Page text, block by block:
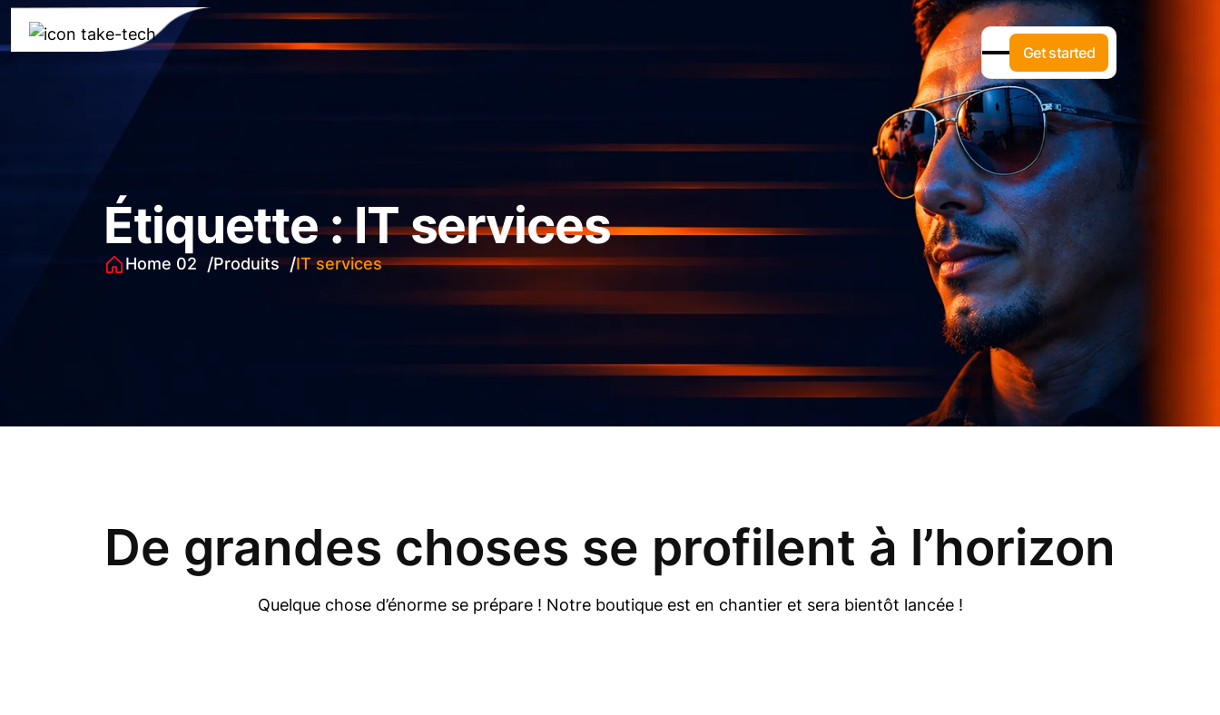
Get started
Étiquette :IT services
Home 02 Produits IT services
De grandes choses se profilent à l’horizon
Quelque chose d’énorme se prépare ! Notre boutique est en chantier et sera bientôt lancée !